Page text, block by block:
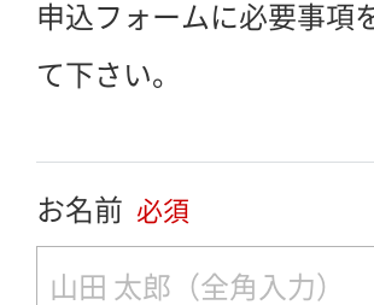
申込フォームに必要事項
て下さい。
お名前 必須